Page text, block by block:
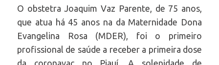
O obstetra Joaquim Vaz Parente, de 75 anos,
que atua há 45 anos na da Maternidade Dona
Evangelina Rosa (MDER), foi o primeiro
profissional de saúde a receber a primeira dose